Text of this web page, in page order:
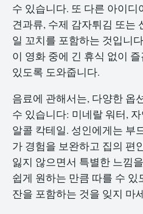
수 있습니다. 또 다른 아이
견과류, 수제 감자튀김 또는
일 꼬치를 포함하는 것입니
이 영화 중에 긴 휴식 없이
있도록 도와줍니다.
음료에 관해서는, 다양한 옵
수 있습니다: 미네랄 워터,
알콜 칵테일. 성인에게는 부
가 경험을 보완하고 집의 편
잃지 않으면서 특별한 느낌
쉽게 원하는 만큼 따를 수
잔을 포함하는 것을 잊지 마